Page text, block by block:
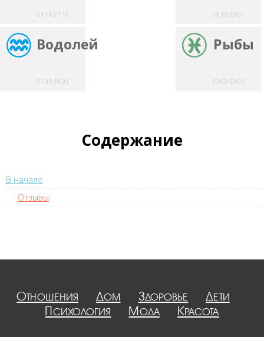
23.11-21.12 22.12-20.01
Водолей
21.01-19.02
Рыбы
20.02-20.03
Содержание
В начало
Отзывы
Отношения Дом Здоровье
Дети
Психология
Мода Красота